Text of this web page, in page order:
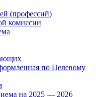
(профессий)
комиссии
по Целевому
на 2025 — 2026